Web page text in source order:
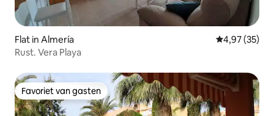
Flat in Almería Gemiddelde
4,97 (35)
Rust. Vera Playa
Favoriet van gasten
Favoriet van gasten